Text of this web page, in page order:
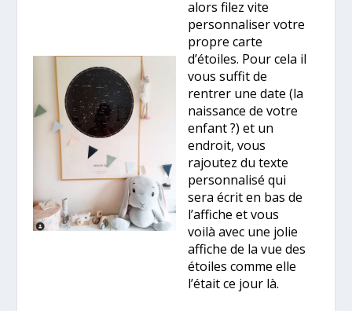
alors filez vite
personnaliser votre
propre carte
d’étoiles. Pour cela il
vous suffit de
rentrer une date (la
naissance de votre
enfant ?) et un
endroit, vous
rajoutez du texte
personnalisé qui
sera écrit en bas de
l’affiche et vous
voilà avec une jolie
affiche de la vue des
étoiles comme elle
l’était ce jour là.